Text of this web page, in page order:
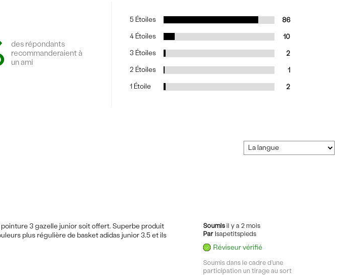
des répondants
recommanderaient à
un ami
5 Étoiles 86
4 Étoiles 10
3 Étoiles 2
2 Étoiles 1
1 Étoile 2
Soumisil y a 2 mois
Par Isapetitspieds
Réviseur vérifié
Soumis dans le cadre d'une
participation un tirage au sort
3 gazelle junior soit offert. Superbe produit
plus régulière de basket adidas junior 3.5 et ils